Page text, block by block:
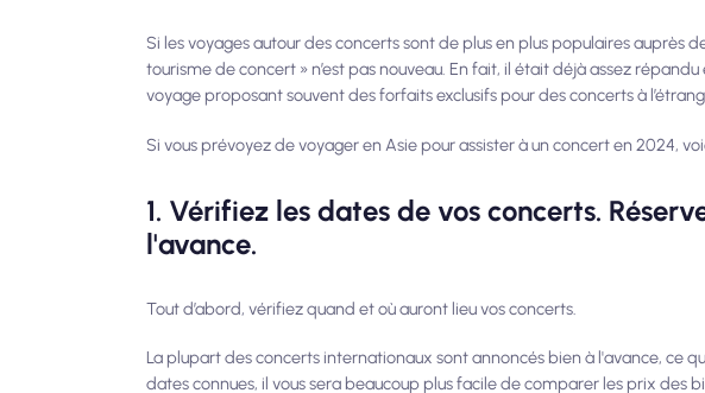
Si les voyages autour des concerts sont de plus en plus populaires auprès
tourisme de concert » n’est pas nouveau. En fait, il était déjà assez
voyage proposant souvent des forfaits exclusifs pour des concerts à
Si vous prévoyez de voyager en Asie pour assister à un concert en 2024,
1. Vérifiez les dates de vos concerts.
l'avance.
Tout d’abord, vérifiez quand et où auront lieu vos concerts.
La plupart des concerts internationaux sont annoncés bien à l'avance, ce
dates connues, il vous sera beaucoup plus facile de comparer les prix des